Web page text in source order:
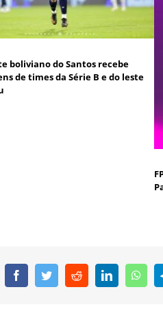
boliviano do Santos recebe
de times da Série B e do leste
FacebookTwitterRedditLinkedIn